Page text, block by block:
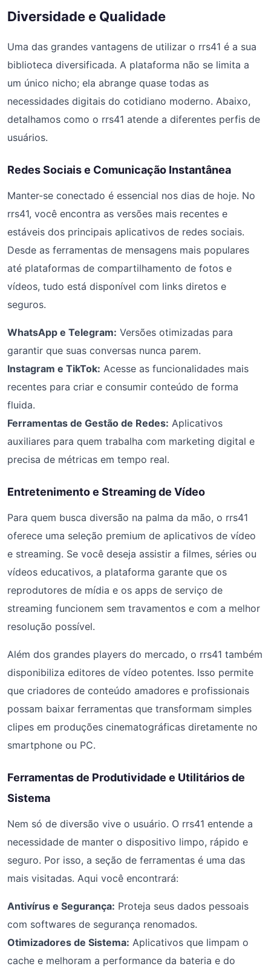
Diversidade e Qualidade
Uma das grandes vantagens de utilizar o rrs41 é a sua
biblioteca diversificada. A plataforma não se limita a
um único nicho; ela abrange quase todas as
necessidades digitais do cotidiano moderno. Abaixo,
detalhamos como o rrs41 atende a diferentes perfis de
usuários.
Redes Sociais e Comunicação Instantânea
Manter-se conectado é essencial nos dias de hoje. No
rrs41, você encontra as versões mais recentes e
estáveis dos principais aplicativos de redes sociais.
Desde as ferramentas de mensagens mais populares
até plataformas de compartilhamento de fotos e
vídeos, tudo está disponível com links diretos e
seguros.
WhatsApp e Telegram: Versões otimizadas para
garantir que suas conversas nunca parem.
Instagram e TikTok: Acesse as funcionalidades mais
recentes para criar e consumir conteúdo de forma
fluida.
Ferramentas de Gestão de Redes: Aplicativos
auxiliares para quem trabalha com marketing digital e
precisa de métricas em tempo real.
Entretenimento e Streaming de Vídeo
Para quem busca diversão na palma da mão, o rrs41
oferece uma seleção premium de aplicativos de vídeo
e streaming. Se você deseja assistir a filmes, séries ou
vídeos educativos, a plataforma garante que os
reprodutores de mídia e os apps de serviço de
streaming funcionem sem travamentos e com a melhor
resolução possível.
Além dos grandes players do mercado, o rrs41 também
disponibiliza editores de vídeo potentes. Isso permite
que criadores de conteúdo amadores e profissionais
possam baixar ferramentas que transformam simples
clipes em produções cinematográficas diretamente no
smartphone ou PC.
Ferramentas de Produtividade e Utilitários de
Sistema
Nem só de diversão vive o usuário. O rrs41 entende a
necessidade de manter o dispositivo limpo, rápido e
seguro. Por isso, a seção de ferramentas é uma das
mais visitadas. Aqui você encontrará:
Antivírus e Segurança: Proteja seus dados pessoais
com softwares de segurança renomados.
Otimizadores de Sistema: Aplicativos que limpam o
cache e melhoram a performance da bateria e do